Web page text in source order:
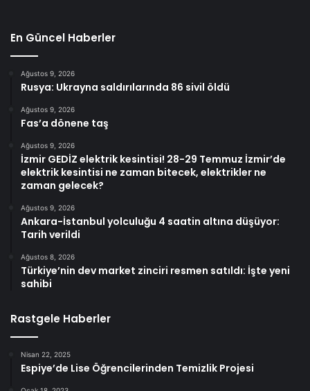
En Güncel Haberler
Ağustos 9, 2026
Rusya: Ukrayna saldırılarında 86 sivil öldü
Ağustos 9, 2026
Fas’a dönene taş
Ağustos 9, 2026
İzmir GEDİZ elektrik kesintisi! 28-29 Temmuz İzmir’de
elektrik kesintisi ne zaman bitecek, elektrikler ne
zaman gelecek?
Ağustos 9, 2026
Ankara-İstanbul yolculuğu 4 saatin altına düşüyor:
Tarih verildi
Ağustos 8, 2026
Türkiye’nin dev market zinciri resmen satıldı: İşte yeni
sahibi
Rastgele Haberler
Nisan 22, 2025
Espiye’de Lise Öğrencilerinden Temizlik Projesi